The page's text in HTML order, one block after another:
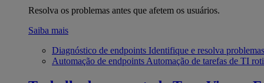
Resolva os problemas antes que afetem os usuários.
Saiba mais
Diagnóstico de endpoints Identifique e resolva problemas
Automação de endpoints Automação de tarefas de TI